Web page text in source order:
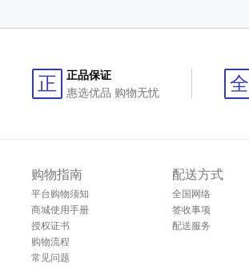
正
正品保证
惠选优品 购物无忧
全
购物指南
平台购物须知
商城使用手册
授权证书
购物流程
常见问题
配送方式
全国网络
签收事项
配送服务